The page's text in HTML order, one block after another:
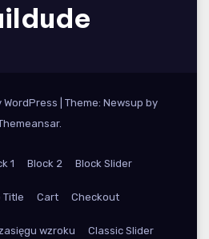
Theme: Newsup by
.
1 Block 2 Block Slider
Title Cart Checkout
wzroku Classic Slider